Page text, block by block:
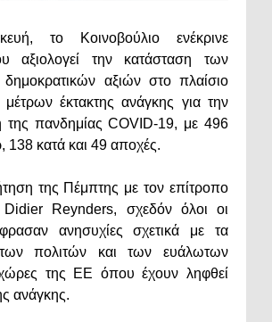
το Κοινοβούλιο ενέκρινε
αξιολογεί την κατάσταση των
αξιών στο πλαίσιο
έκτακτης ανάγκης για την
της πανδημίας COVID-19, με 496
κατά και 49 αποχές.
της Πέμπτης με τον επίτροπο
Didier Reynders, σχεδόν όλοι οι
ανησυχίες σχετικά με τα
των πολιτών και των ευάλωτων
της ΕΕ όπου έχουν ληφθεί
ανάγκης.